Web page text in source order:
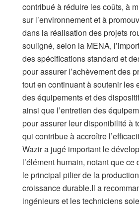
contribué à réduire les coûts, à
sur l’environnement et à
dans la réalisation des projets
souligné, selon la MENA,
des spécifications standard et
pour assurer l’achèvement des
tout en continuant à soutenir les
des équipements et des
ainsi que l’entretien des
pour assurer leur disponibilité à
qui contribue à accroître
Wazir a jugé important le
l’élément humain, notant que ce
le principal pilier de la
croissance durable.Il a
ingénieurs et les techniciens